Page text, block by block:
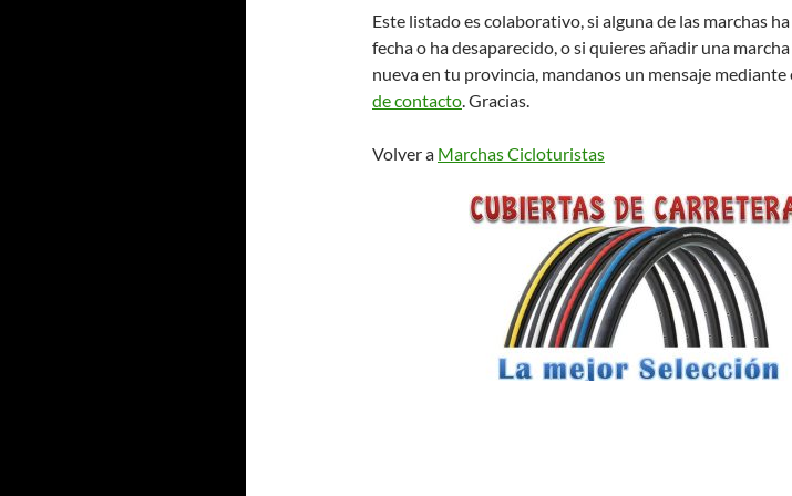
Este listado es colaborativo, si alguna de las marchas
fecha o ha desaparecido, o si quieres añadir una
nueva en tu provincia, mandanos un mensaje mediante
de contacto. Gracias.
Volver a Marchas Cicloturistas